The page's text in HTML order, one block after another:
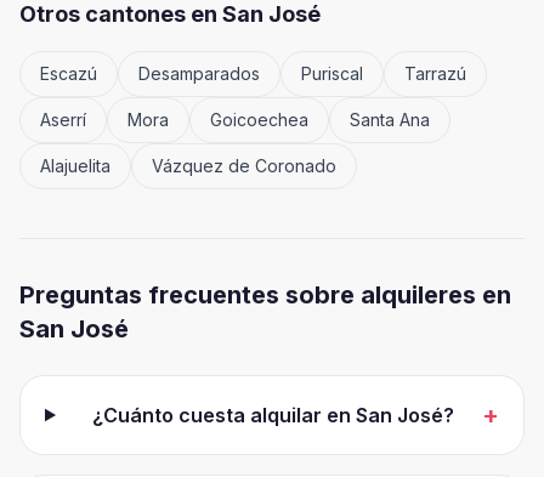
Otros cantones en San José
Escazú Desamparados Puriscal Tarrazú
Aserrí Mora Goicoechea Santa Ana
Alajuelita Vázquez de Coronado
Preguntas frecuentes sobre alquileres en
San José
¿Cuánto cuesta alquilar en San José? +